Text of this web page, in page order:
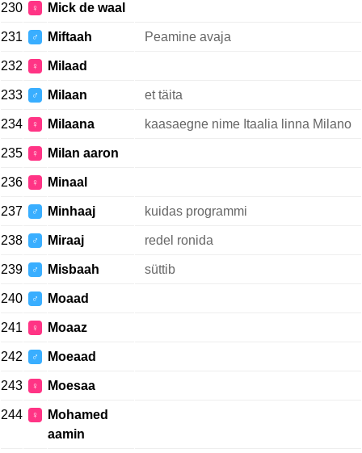
230 ♀ Mick de waal
231 ♂ Miftaah Peamine avaja
232 ♀ Milaad
233 ♂ Milaan et täita
234 ♀ Milaana kaasaegne nime Itaalia linna Milano
235 ♀ Milan aaron
236 ♀ Minaal
237 ♂ Minhaaj kuidas programmi
238 ♂ Miraaj redel ronida
239 ♂ Misbaah süttib
240 ♂ Moaad
241 ♀ Moaaz
242 ♂ Moeaad
243 ♀ Moesaa
244 ♀
Mohamed
aamin